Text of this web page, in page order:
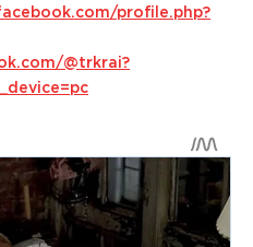
profile.php?
@trkrai?